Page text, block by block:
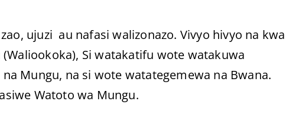
ujuzi au nafasi walizonazo. Vivyo hivyo na kwa
Si watakatifu wote watakuwa
Mungu, na si wote watategemewa na Bwana.
Watoto wa Mungu.